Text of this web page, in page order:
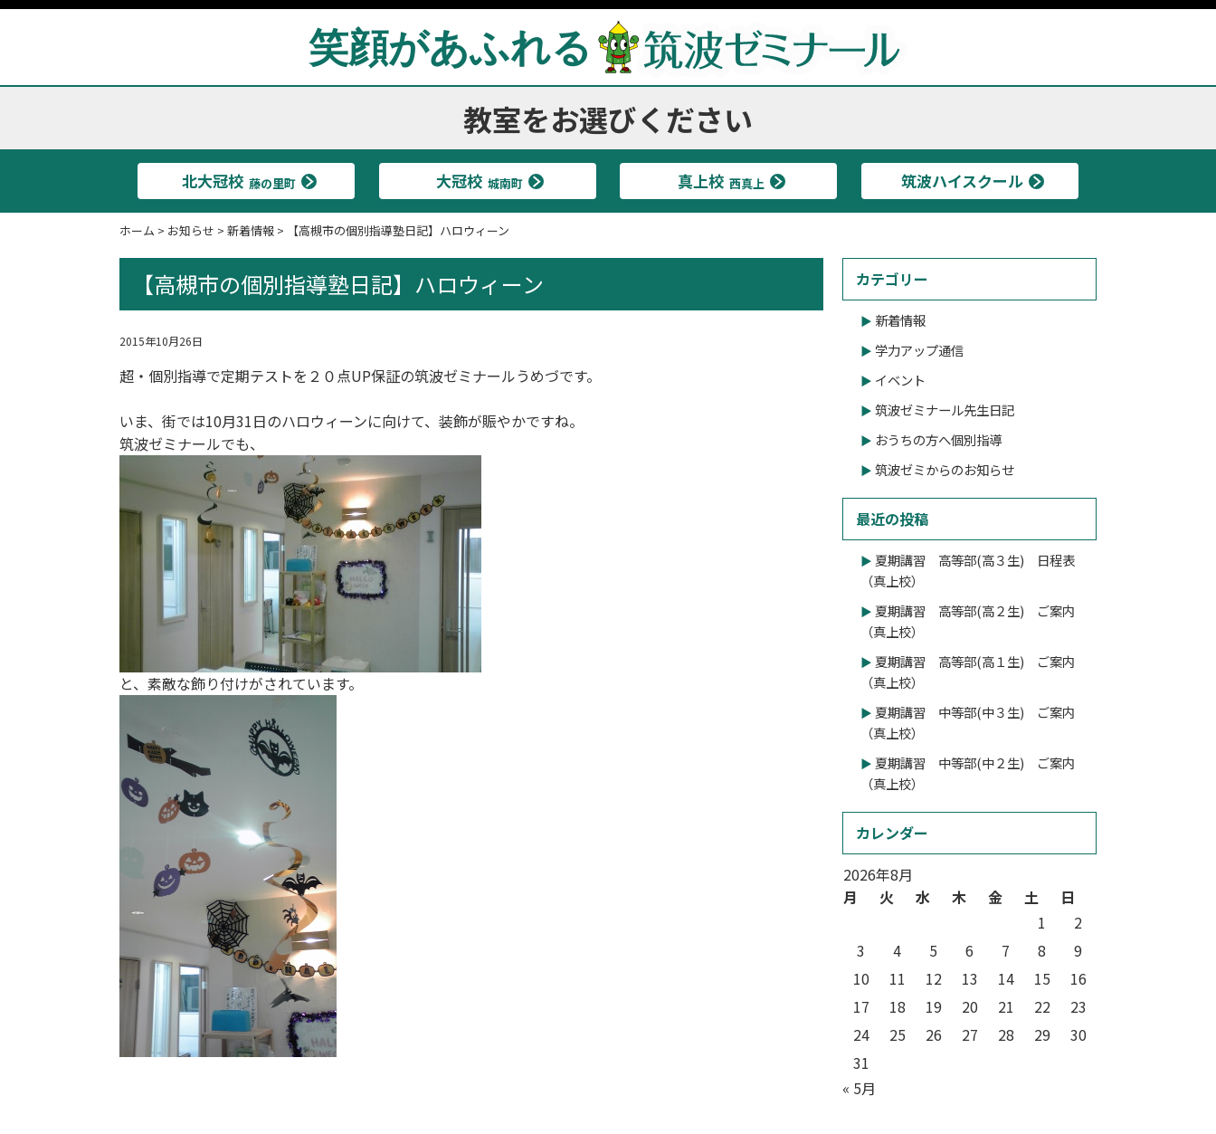
笑顔があふれる
教室をお選びください
北大冠校 藤の里町 大冠校 城南町 真上校 西真上 筑波ハイスクール
ホーム > お知らせ > 新着情報 > 【高槻市の個別指導塾日記】ハロウィーン
【高槻市の個別指導塾日記】ハロウィーン
2015年10月26日
超・個別指導で定期テストを２０点UP保証の筑波ゼミナールうめづです。
いま、街では10月31日のハロウィーンに向けて、装飾が賑やかですね。
筑波ゼミナールでも、
と、素敵な飾り付けがされています。
カテゴリー
新着情報
学力アップ通信
イベント
筑波ゼミナール先生日記
おうちの方へ個別指導
筑波ゼミからのお知らせ
最近の投稿
夏期講習 高等部(高３生) 日程表
（真上校）
夏期講習 高等部(高２生) ご案内
（真上校）
夏期講習 高等部(高１生) ご案内
（真上校）
夏期講習 中等部(中３生) ご案内
（真上校）
夏期講習 中等部(中２生) ご案内
（真上校）
カレンダー
2026年8月
月
火 水 木 金 土
日
1
2
3
4 5 6 7 8
9
10
11 12 13 14 15
16
17
18 19 20 21 22
23
24
25 26 27 28 29
30
31
« 5月